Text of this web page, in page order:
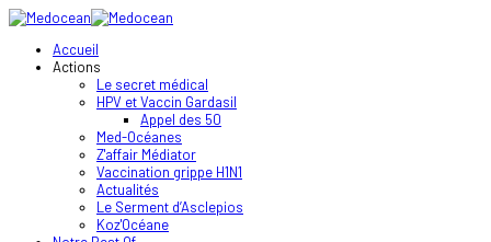
Accueil
Actions
Le secret médical
HPV et Vaccin Gardasil
Appel des 50
Med-Océanes
Z'affair Médiator
Vaccination grippe H1N1
Actualités
Le Serment d’Asclepios
Koz'Océane